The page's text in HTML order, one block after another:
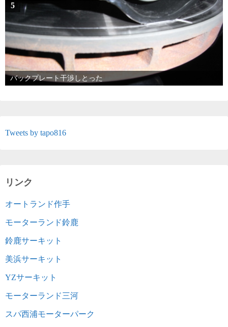
5
バックプレート干渉しとった
Tweets by tapo816
リンク
オートランド作手
モーターランド鈴鹿
鈴鹿サーキット
美浜サーキット
YZサーキット
モーターランド三河
スパ西浦モーターパーク